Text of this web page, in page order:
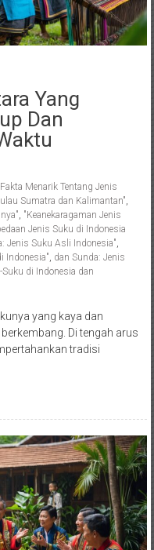
Yang
Dan
Menarik Tentang Jenis
Sumatra dan Kalimantan",
, "Keanekaragaman Jenis
Jenis Suku di Indonesia
Jenis Suku Asli Indonesia",
Indonesia", dan Sunda: Jenis
di Indonesia dan
yang kaya dan
Di tengah arus
tradisi